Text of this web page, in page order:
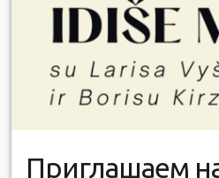
Приглашаем